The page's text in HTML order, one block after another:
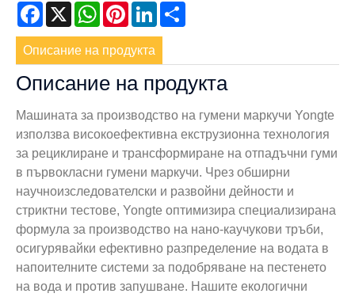
Facebook
X WhatsApp
PinterestLinkedIn
Описание на продукта
Описание на продукта
Машината за производство на гумени маркучи Yongte
използва високоефективна екструзионна технология
за рециклиране и трансформиране на отпадъчни гуми
в първокласни гумени маркучи. Чрез обширни
научноизследователски и развойни дейности и
стриктни тестове, Yongte оптимизира специализирана
формула за производство на нано-каучукови тръби,
осигурявайки ефективно разпределение на водата в
напоителните системи за подобряване на пестенето
на вода и против запушване. Нашите екологични